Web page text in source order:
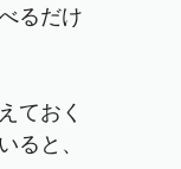
るだけ
ておく
と、